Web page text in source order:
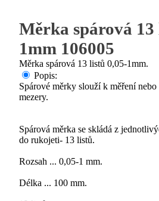
Měrka spárová 13
1mm 106005
Měrka spárová 13 listů 0,05-1mm.
Popis:
Spárové měrky slouží k měření
mezery.
Spárová měrka se skládá z
do rukojeti- 13 listů.
Rozsah ... 0,05-1 mm.
Délka ... 100 mm.